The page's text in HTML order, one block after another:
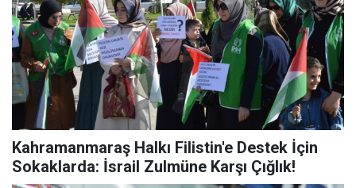
Kahramanmaraş Halkı Filistin'e Destek İçin
Sokaklarda: İsrail Zulmüne Karşı Çığlık!